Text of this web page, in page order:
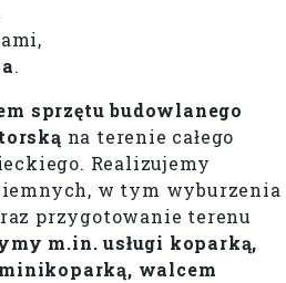
.
sprzętu budowlanego
na terenie całego
Realizujemy
w tym wyburzenia
przygotowanie terenu
m.in. usługi koparką,
walcem